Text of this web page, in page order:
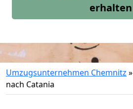
erhalten
Umzugsunternehmen Chemnitz »
nach Catania